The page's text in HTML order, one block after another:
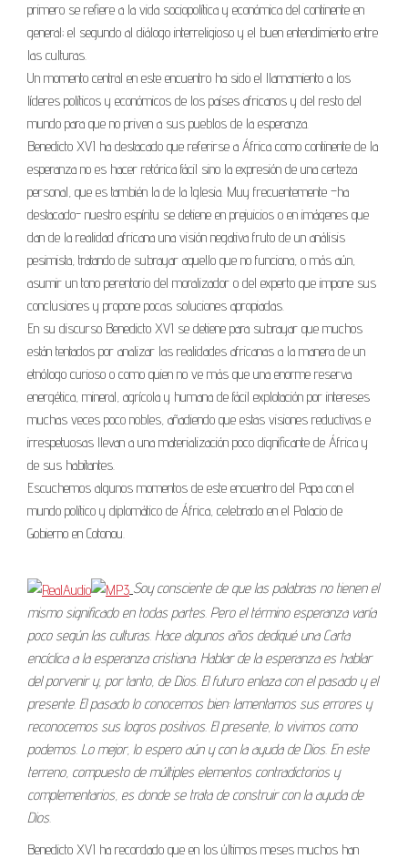
primero se refiere a la vida sociopolítica y económica del continente en
general; el segundo al diálogo interreligioso y el buen entendimiento entre
las culturas.
Un momento central en este encuentro ha sido el llamamiento a los
líderes políticos y económicos de los países africanos y del resto del
mundo para que no priven a sus pueblos de la esperanza.
Benedicto XVI ha destacado que referirse a África como continente de la
esperanza no es hacer retórica fácil sino la expresión de una certeza
personal, que es también la de la Iglesia. Muy frecuentemente –ha
destacado- nuestro espíritu se detiene en prejuicios o en imágenes que
dan de la realidad africana una visión negativa fruto de un análisis
pesimista, tratando de subrayar aquello que no funciona, o más aún,
asumir un tono perentorio del moralizador o del experto que impone sus
conclusiones y propone pocas soluciones apropiadas.
En su discurso Benedicto XVI se detiene para subrayar que muchos
están tentados por analizar las realidades africanas a la manera de un
etnólogo curioso o como quien no ve más que una enorme reserva
energética, mineral, agrícola y humana de fácil explotación por intereses
muchas veces poco nobles, añadiendo que estas visiones reductivas e
irrespetuosas llevan a una materialización poco dignificante de África y
de sus habitantes.
Escuchemos algunos momentos de este encuentro del Papa con el
mundo político y diplomático de África, celebrado en el Palacio de
Gobierno en Cotonou.
Soy consciente de que las palabras no tienen el
mismo significado en todas partes. Pero el término esperanza varía
poco según las culturas. Hace algunos años dediqué una Carta
encíclica a la esperanza cristiana. Hablar de la esperanza es hablar
del porvenir y, por tanto, de Dios. El futuro enlaza con el pasado y el
presente. El pasado lo conocemos bien: lamentamos sus errores y
reconocemos sus logros positivos. El presente, lo vivimos como
podemos. Lo mejor, lo espero aún y con la ayuda de Dios. En este
terreno, compuesto de múltiples elementos contradictorios y
complementarios, es donde se trata de construir con la ayuda de
Dios.
Benedicto XVI ha recordado que en los últimos meses muchos han